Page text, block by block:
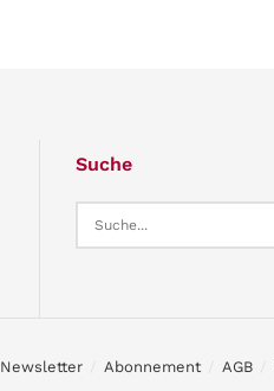
Suche
Newsletter Abonnement AGB